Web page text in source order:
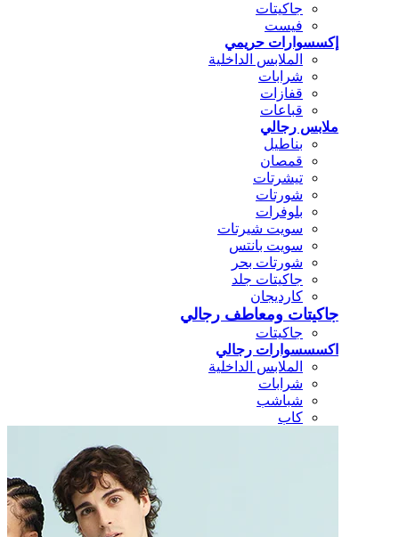
جاكيتات
فيست
إكسسوارات حريمي
الملابس الداخلية
شرابات
قفازات
قباعات
ملابس رجالي
بناطيل
قمصان
تيشرتات
شورتات
بلوفرات
سويت شيرتات
سويت بانتس
شورتات بحر
جاكيتات جلد
كارديجان
جاكيتات ومعاطف رجالي
جاكيتات
اكسسسوارات رجالي
الملابس الداخلية
شرابات
شباشب
كاب